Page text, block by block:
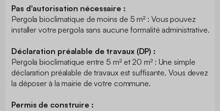
Pas d'autorisation nécessaire :
Pergola bioclimatique de moins de 5 m² : Vous pouvez
installer votre pergola sans aucune formalité administrative.
Déclaration préalable de travaux (DP) :
Pergola bioclimatique entre 5 m² et 20 m² : Une simple
déclaration préalable de travaux est suffisante. Vous devez
la déposer à la mairie de votre commune.
Permis de construire :